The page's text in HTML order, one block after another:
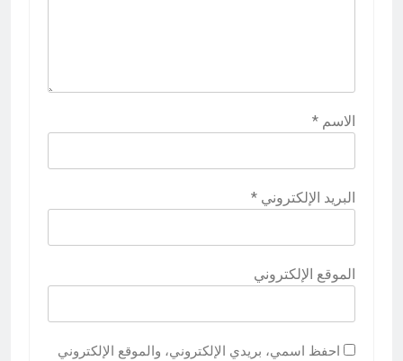
الاسم *
البريد الإلكتروني *
الموقع الإلكتروني
احفظ اسمي، بريدي الإلكتروني، والموقع الإلكتروني